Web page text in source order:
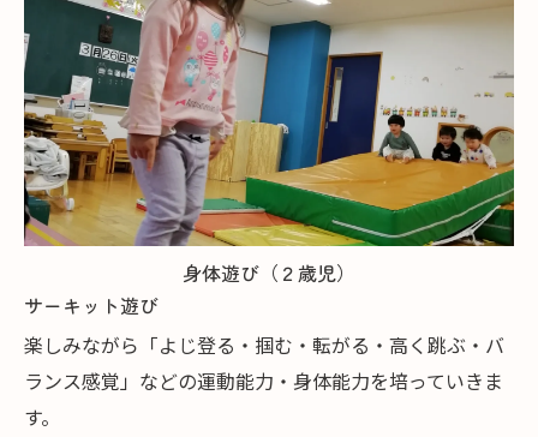
身体遊び（２歳児）
サーキット遊び
楽しみながら「よじ登る・掴む・転がる・高く跳ぶ・バ
ランス感覚」などの運動能力・身体能力を培っていきま
す。